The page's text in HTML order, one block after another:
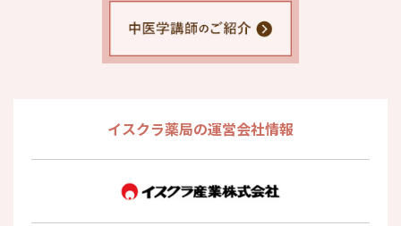
イスクラ薬局の運営会社情報